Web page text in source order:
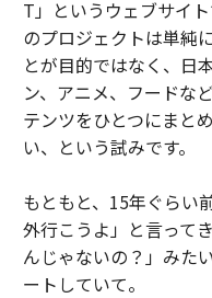
T」というウェブサイ
のプロジェクトは単純
とが目的ではなく、日
ン、アニメ、フードな
テンツをひとつにまと
い、という試みです。
もともと、15年ぐらい
外行こうよ」と言って
んじゃないの？」みた
ートしていて。